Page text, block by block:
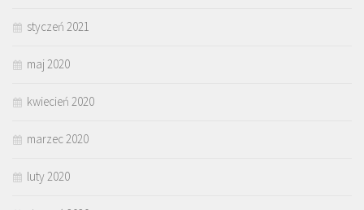
styczeń 2021
maj 2020
kwiecień 2020
marzec 2020
luty 2020